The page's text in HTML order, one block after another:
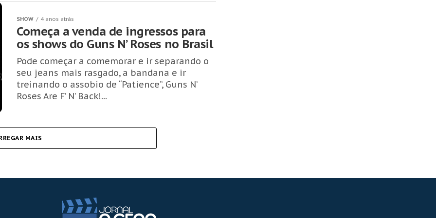
SHOW 4 anos atrás
Começa a venda de ingressos para
os shows do Guns N’ Roses no Brasil
Pode começar a comemorar e ir separando o
seu jeans mais rasgado, a bandana e ir
treinando o assobio de “Patience”, Guns N’
Roses Are F’ N’ Back!...
MAIS